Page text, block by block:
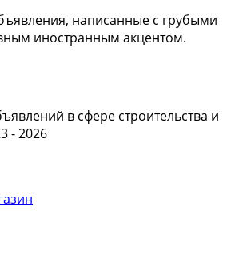
написанные с грубыми
иностранным акцентом.
в сфере строительства и
- 2026